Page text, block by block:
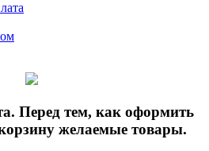
Перед тем, как оформить
желаемые товары.